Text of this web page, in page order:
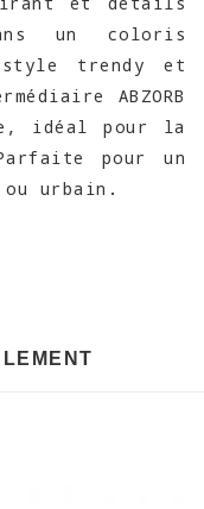
un coloris
trendy et
ABZORB
idéal pour la
pour un
urbain.